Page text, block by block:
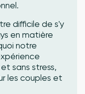
difficile de s'y
en matière
notre
sans stress,
les couples et